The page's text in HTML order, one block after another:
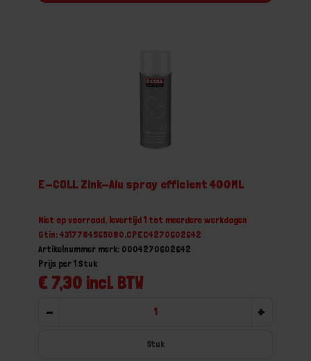
E-COLL Zink-Alu spray efficient 400ML
Niet op voorraad, levertijd 1 tot meerdere werkdagen
Gtin: 4317784565080,CPEC4270602642
Artikelnummer merk: 0004270602642
€ 7,30 incl. BTW
Prijs per 1 Stuk
- +
Stuk